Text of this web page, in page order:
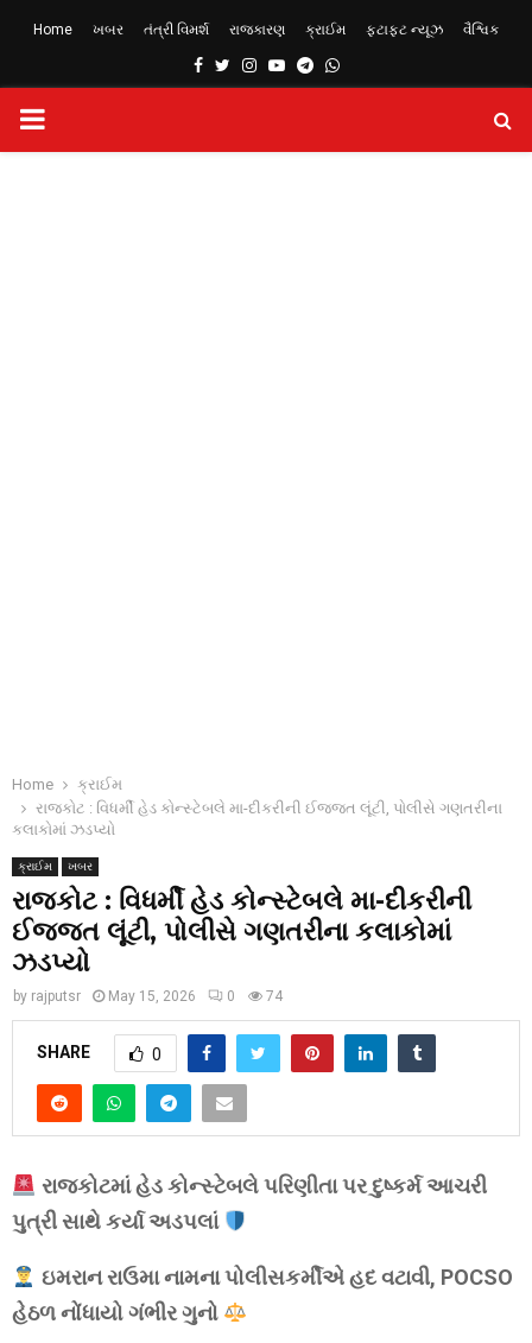
Home ખબર તંત્રી વિમર્શ રાજકારણ ક્રાઈમ ફટાફટ ન્યૂઝ વૈશ્વિક
Facebook
TwitterInstagram
YoutubeTelegram
Whatsapp
PRIMARY
Home
ક્રાઈમ
રાજકોટ : વિધર્મી હેડ કોન્સ્ટેબલે મા-દીકરીની ઈજ્જત લૂંટી, પોલીસે ગણતરીના
કલાકોમાં ઝડપ્યો
ક્રાઈમ ખબર
રાજકોટ : વિધર્મી હેડ કોન્સ્ટેબલે મા-દીકરીની
ઈજ્જત લૂંટી, પોલીસે ગણતરીના કલાકોમાં
ઝડપ્યો
by rajputsr May 15, 2026 0 74
SHARE 0
રાજકોટમાં હેડ કોન્સ્ટેબલે પરિણીતા પર દુષ્કર્મ આચરી
પુત્રી સાથે કર્યા અડપલાં
ઇમરાન રાઉમા નામના પોલીસકર્મીએ હદ વટાવી, POCSO
હેઠળ નોંધાયો ગંભીર ગુનો